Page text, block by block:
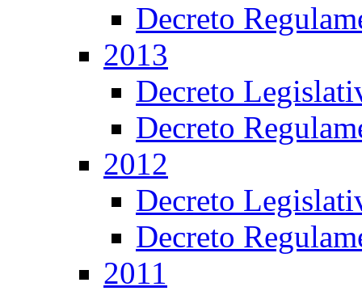
Decreto
2013
Decreto
Decreto
2012
Decreto
Decreto
2011